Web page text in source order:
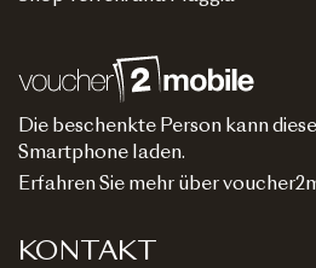
Die beschenkte Person kann
Smartphone laden.
Erfahren Sie mehr über
KONTAKT